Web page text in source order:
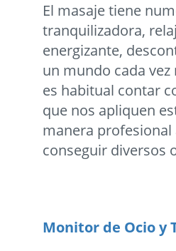
El masaje tiene
tranquilizadora,
energizante,
un mundo cada
es habitual contar
que nos apliquen
manera profesional
conseguir diversos
Monitor de Ocio y